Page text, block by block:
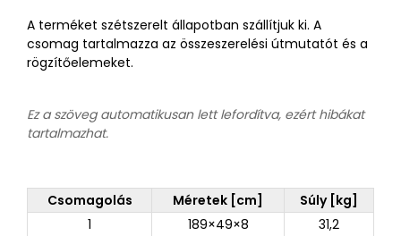
A terméket szétszerelt állapotban szállítjuk ki. A
csomag tartalmazza az összeszerelési útmutatót és a
rögzítőelemeket.
Ez a szöveg automatikusan lett lefordítva, ezért hibákat
tartalmazhat.
Csomagolás Méretek [cm]
Súly [kg]
1
189×49×8
31,2